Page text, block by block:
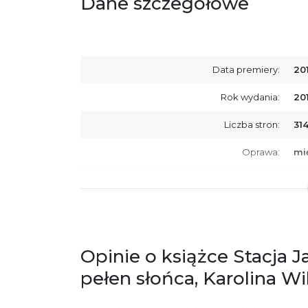
Data premiery:
Rok wydania:
Liczba stron: 314
Oprawa:
Opinie o książce Stacja
pełen słońca, Karolina